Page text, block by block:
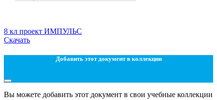
8 кл проект ИМПУЛЬС
Скачать
Добавить этот документ в коллекции
Вы можете добавить этот документ в свои учебные коллекции